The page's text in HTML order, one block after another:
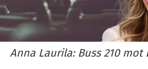
Anna Laurila: Buss 210 mot